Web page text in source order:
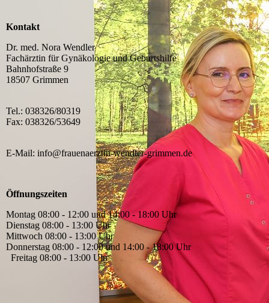
Kontakt
Dr. med. Nora Wendler
Fachärztin für Gynäkologie und Geburtshilfe
Bahnhofstraße 9
18507 Grimmen
Tel.: 038326/80319
Fax: 038326/53649
E-Mail: info@frauenaerztin-wendler-grimmen.de
Öffnungszeiten
Montag 08:00 - 12:00 und 14:00 - 18:00 Uhr
Dienstag 08:00 - 13:00 Uhr
Mittwoch 08:00 - 13:00 Uhr
Donnerstag 08:00 - 12:00 und 14:00 - 18:00 Uhr
Freitag 08:00 - 13:00 Uhr